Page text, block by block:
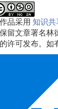
品采用 知识共
留文章署名林
许可发布。如